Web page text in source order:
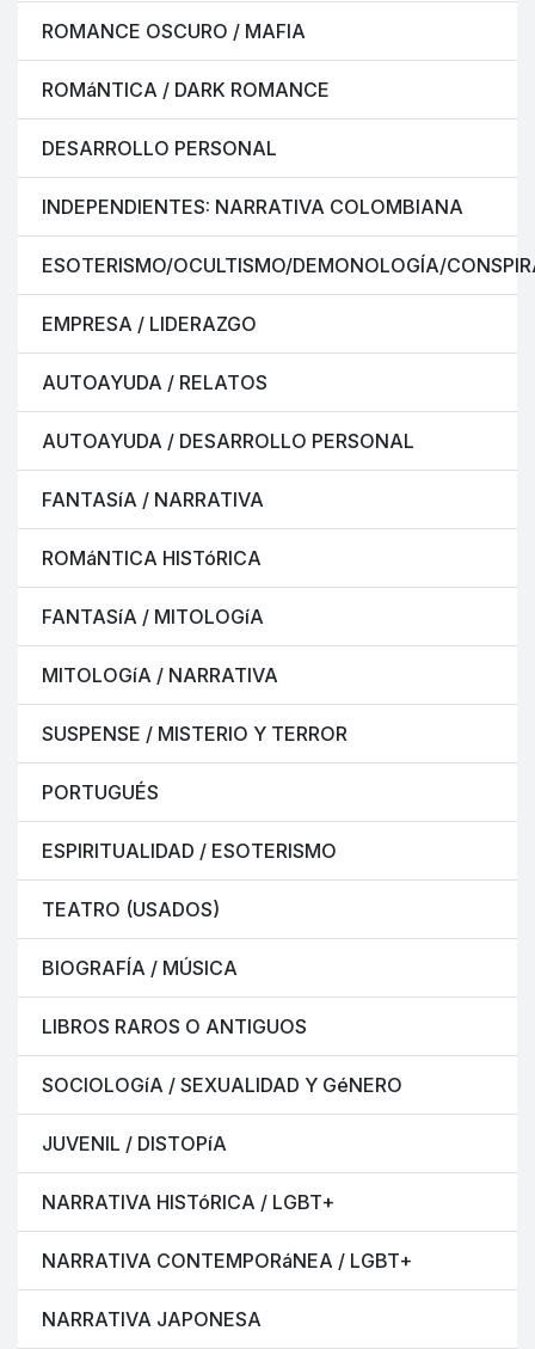
ROMANCE OSCURO / MAFIA
ROMáNTICA / DARK ROMANCE
DESARROLLO PERSONAL
INDEPENDIENTES: NARRATIVA COLOMBIANA
ESOTERISMO/OCULTISMO/DEMONOLOGÍA/
EMPRESA / LIDERAZGO
AUTOAYUDA / RELATOS
AUTOAYUDA / DESARROLLO PERSONAL
FANTASíA / NARRATIVA
ROMáNTICA HISTóRICA
FANTASíA / MITOLOGíA
MITOLOGíA / NARRATIVA
SUSPENSE / MISTERIO Y TERROR
PORTUGUÉS
ESPIRITUALIDAD / ESOTERISMO
TEATRO (USADOS)
BIOGRAFÍA / MÚSICA
LIBROS RAROS O ANTIGUOS
SOCIOLOGíA / SEXUALIDAD Y GéNERO
JUVENIL / DISTOPíA
NARRATIVA HISTóRICA / LGBT+
NARRATIVA CONTEMPORáNEA / LGBT+
NARRATIVA JAPONESA